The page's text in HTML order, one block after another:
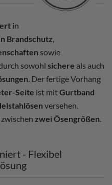
in
Brandschutz,
sowie
sowohl sichere als auch
. Der fertige Vorhang
Seite ist mitGurtband
versehen.
zwei Ösengrößen.
- Flexibel